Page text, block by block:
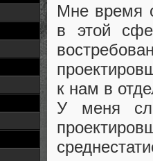
Мне время
в этой
к нам в
У меня